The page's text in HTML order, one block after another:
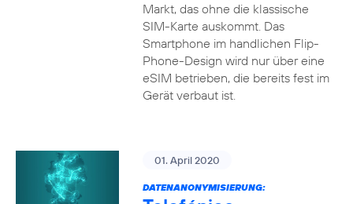
Markt, das ohne die klassische
SIM-Karte auskommt. Das
Smartphone im handlichen Flip-
Phone-Design wird nur über eine
eSIM betrieben, die bereits fest im
Gerät verbaut ist.
01. April 2020
DATENANONYMISIERUNG: